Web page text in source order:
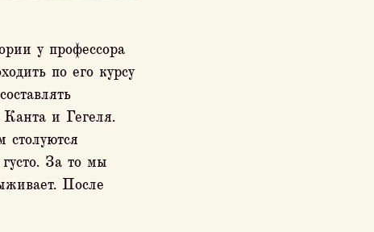
у профессора
по его курсу
и Гегеля.
За то мы
После